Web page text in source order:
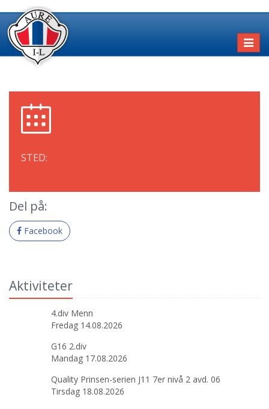
STED:
Del på:
Facebook
Aktiviteter
4.div Menn
Fredag 14.08.2026
G16 2.div
Mandag 17.08.2026
Quality Prinsen-serien J11 7er nivå 2 avd. 06
Tirsdag 18.08.2026